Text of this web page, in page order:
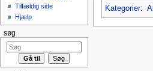
Kategorier:
Tilfældig side
Hjælp
søg